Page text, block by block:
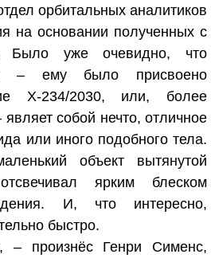
орбитальных аналитиков
на основании полученных с
Было уже очевидно, что
– ему было присвоено
Х-234/2030, или, более
собой нечто, отличное
или иного подобного тела.
объект вытянутой
ярким блеском
И, что интересно,
быстро.
– произнёс Генри Сименс,